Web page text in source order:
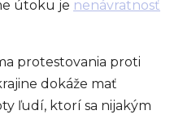
útoku je nenávratnosť
protestovania proti
dokáže mať
ľudí, ktorí sa nijakým